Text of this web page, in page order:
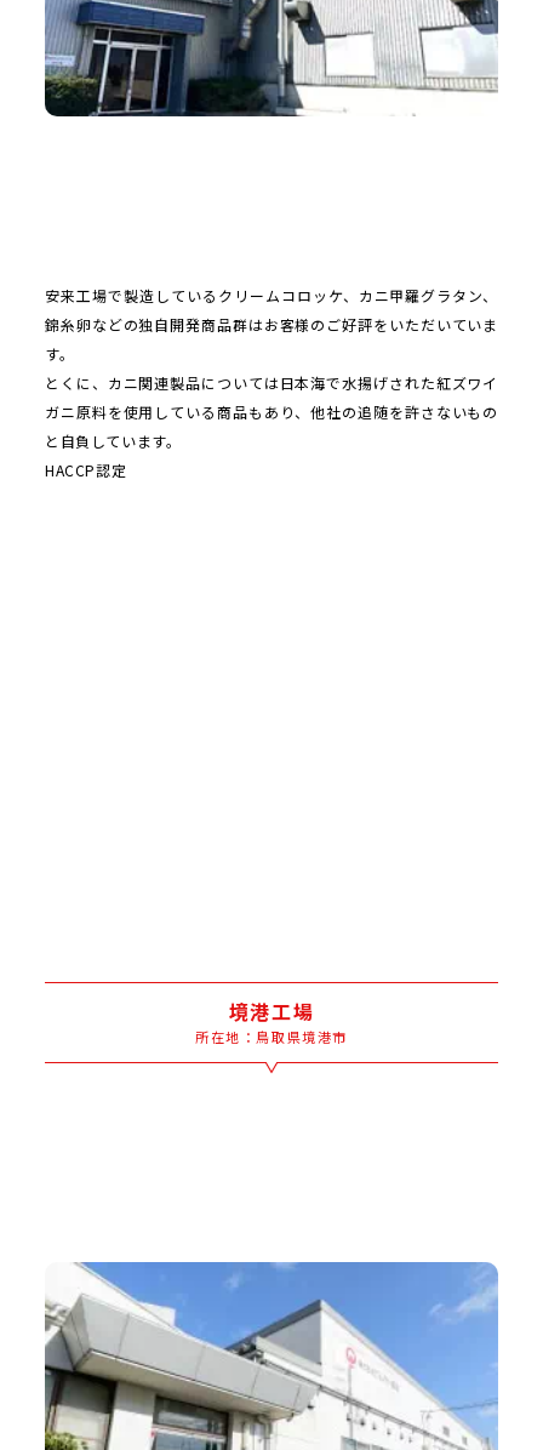
安来工場で製造しているクリームコロッケ、カニ甲羅グラタン、
錦糸卵などの独自開発商品群はお客様のご好評をいただいていま
す。
とくに、カニ関連製品については日本海で水揚げされた紅ズワイ
ガニ原料を使用している商品もあり、他社の追随を許さないもの
と自負しています。
HACCP認定
境港工場
所在地：鳥取県境港市